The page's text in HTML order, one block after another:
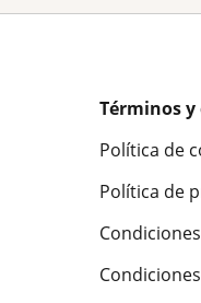
Términos
Política de
Política de